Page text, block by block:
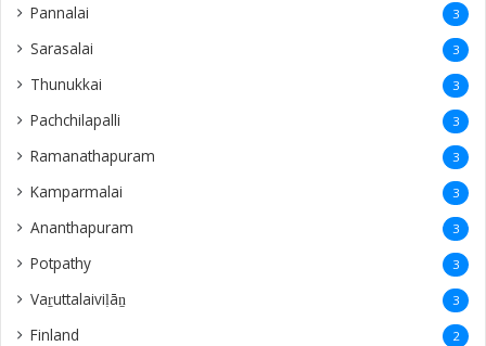
Pannalai 3
Sarasalai 3
Thunukkai 3
Pachchilapalli 3
Ramanathapuram 3
Kamparmalai 3
Ananthapuram 3
‎Potpathy 3
Vaṟuttalaiviḷāṉ 3
Finland 2